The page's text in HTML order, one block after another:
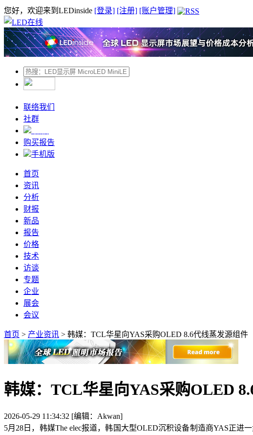
您好，欢迎来到LEDinside [登录] [注册] [账户管理]
联络我们
社群
购买报告
手机版
首页
资讯
分析
财报
新品
报告
价格
技术
访谈
专题
企业
展会
会议
首页 > 产业资讯 > 韩媒：TCL华星向YAS采购OLED 8.6代线蒸发源组件
韩媒：TCL华星向YAS采购OLED
2026-05-29 11:34:32 [编辑：Akwan]
5月28日，韩媒The elec报道，韩国大型OLED沉积设备制造商YAS正